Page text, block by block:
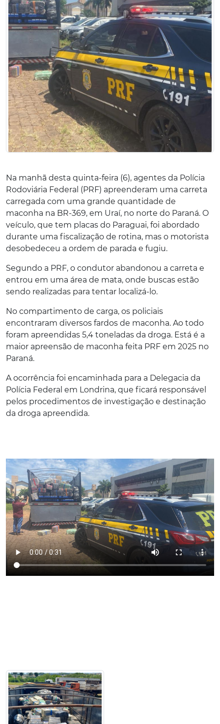
Na manhã desta quinta-feira (6), agentes da Polícia
Rodoviária Federal (PRF) apreenderam uma carreta
carregada com uma grande quantidade de
maconha na BR-369, em Uraí, no norte do Paraná. O
veículo, que tem placas do Paraguai, foi abordado
durante uma fiscalização de rotina, mas o motorista
desobedeceu a ordem de parada e fugiu.
Segundo a PRF, o condutor abandonou a carreta e
entrou em uma área de mata, onde buscas estão
sendo realizadas para tentar localizá-lo.
No compartimento de carga, os policiais
encontraram diversos fardos de maconha. Ao todo
foram apreendidas 5,4 toneladas da droga. Está é a
maior apreensão de maconha feita PRF em 2025 no
Paraná.
A ocorrência foi encaminhada para a Delegacia da
Polícia Federal em Londrina, que ficará responsável
pelos procedimentos de investigação e destinação
da droga apreendida.